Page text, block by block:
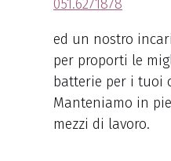
051.6271878
ed un nostro
per proporti le
batterie per i tuoi
Manteniamo in
mezzi di lavoro.